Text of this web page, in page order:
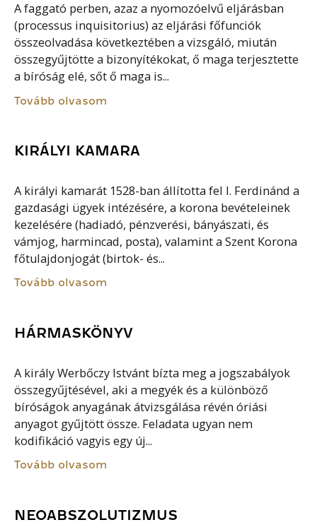
A faggató perben, azaz a nyomozóelvű eljárásban
(processus inquisitorius) az eljárási főfunciók
összeolvadása következtében a vizsgáló, miután
összegyűjtötte a bizonyítékokat, ő maga terjesztette
a bíróság elé, sőt ő maga is...
Tovább olvasom
KIRÁLYI KAMARA
A királyi kamarát 1528-ban állította fel I. Ferdinánd a
gazdasági ügyek intézésére, a korona bevételeinek
kezelésére (hadiadó, pénzverési, bányászati, és
vámjog, harmincad, posta), valamint a Szent Korona
főtulajdonjogát (birtok- és...
Tovább olvasom
HÁRMASKÖNYV
A király Werbőczy Istvánt bízta meg a jogszabályok
összegyűjtésével, aki a megyék és a különböző
bíróságok anyagának átvizsgálása révén óriási
anyagot gyűjtött össze. Feladata ugyan nem
kodifikáció vagyis egy új...
Tovább olvasom
NEOABSZOLUTIZMUS